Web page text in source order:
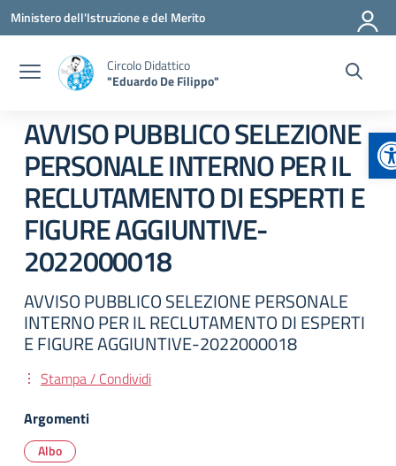
Vai ai contenuti
Vai al menu di navigazione
Vai al footer
Ministero dell'Istruzione e del Merito
Circolo Didattico
"Eduardo De Filippo"
AVVISO PUBBLICO SELEZIONE
PERSONALE INTERNO PER IL
RECLUTAMENTO DI ESPERTI E
FIGURE AGGIUNTIVE-
2022000018
AVVISO PUBBLICO SELEZIONE PERSONALE
INTERNO PER IL RECLUTAMENTO DI ESPERTI
E FIGURE AGGIUNTIVE-2022000018
Stampa / Condividi
Argomenti
Albo